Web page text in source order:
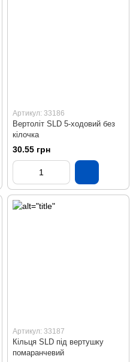
Артикул: 33186
Вертоліт SLD 5-ходовий без
кілочка
30.55 грн
Артикул: 33187
Кільця SLD під вертушку
помаранчевий